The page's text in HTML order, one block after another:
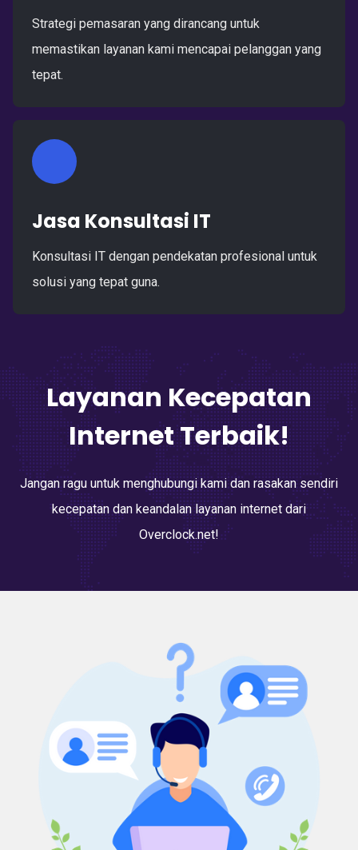
Strategi pemasaran yang dirancang untuk
memastikan layanan kami mencapai pelanggan yang
tepat.
Jasa Konsultasi IT
Konsultasi IT dengan pendekatan profesional untuk
solusi yang tepat guna.
Layanan Kecepatan
Internet Terbaik!
Jangan ragu untuk menghubungi kami dan rasakan sendiri
kecepatan dan keandalan layanan internet dari
Overclock.net!